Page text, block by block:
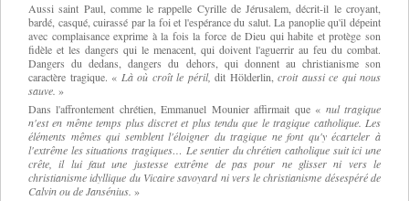
Aussi saint Paul, comme le rappelle Cyrille de Jérusalem, décrit-il le croyant,
bardé, casqué, cuirassé par la foi et l'espérance du salut. La panoplie qu'il dépeint
avec complaisance exprime à la fois la force de Dieu qui habite et protège son
fidèle et les dangers qui le menacent, qui doivent l'aguerrir au feu du combat.
Dangers du dedans, dangers du dehors, qui donnent au christianisme son
caractère tragique. « Là où croît le péril, dit Hölderlin, croit aussi ce qui nous
sauve. »
Dans l'affrontement chrétien, Emmanuel Mounier affirmait que « nul tragique
n'est en même temps plus discret et plus tendu que le tragique catholique. Les
éléments mêmes qui semblent l'éloigner du tragique ne font qu'y écarteler à
l'extrême les situations tragiques… Le sentier du chrétien catholique suit ici une
crête, il lui faut une justesse extrême de pas pour ne glisser ni vers le
christianisme idyllique du Vicaire savoyard ni vers le christianisme désespéré de
Calvin ou de Jansénius. »